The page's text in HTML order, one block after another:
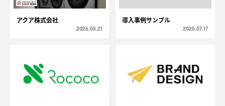
アクア株式会社
2026.05.21
導入事例サンプル
2025.07.17